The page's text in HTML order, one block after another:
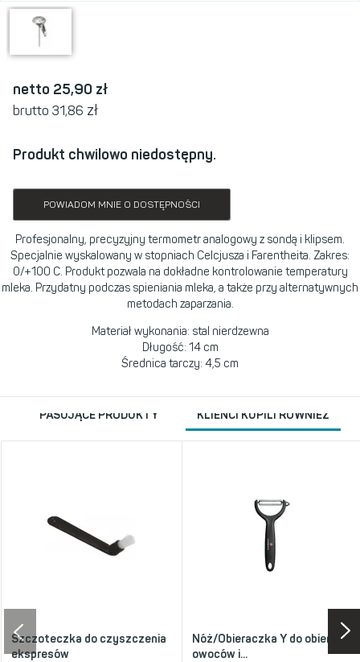
netto 25,90 zł
brutto 31,86 zł
Produkt chwilowo niedostępny.
POWIADOM MNIE O DOSTĘPNOŚCI
Profesjonalny, precyzyjny termometr analogowy z sondą i klipsem.
Specjalnie wyskalowany w stopniach Celcjusza i Farentheita. Zakres:
0/+100 C. Produkt pozwala na dokładne kontrolowanie temperatury
mleka. Przydatny podczas spieniania mleka, a także przy alternatywnych
metodach zaparzania.
Materiał wykonania: stal nierdzewna
Długość: 14 cm
Średnica tarczy: 4,5 cm
PASUJĄCE PRODUKTY KLIENCI KUPILI RÓWNIEŻ
Szczoteczka do czyszczenia
ekspresów
Nóż/Obieraczka Y do obierania
owoców i...